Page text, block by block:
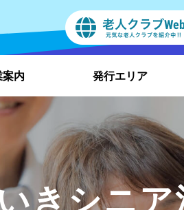
内 発行エリア
きシニ